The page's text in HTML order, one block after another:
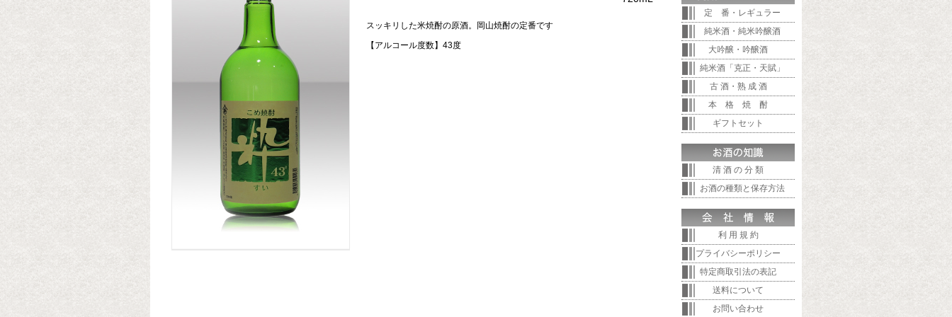
定 番・レギュラー
純米酒・純米吟醸酒
大吟醸・吟醸酒
純米酒「克正・天賦」
古 酒・熟 成 酒
本 格 焼 酎
ギフトセット
清 酒 の 分 類
お酒の種類と保存方法
利 用 規 約
プライバシーポリシー
特定商取引法の表記
送料について
お問い合わせ
スッキリした米焼酎の原酒。岡山焼酎の定番です
【アルコール度数】43度